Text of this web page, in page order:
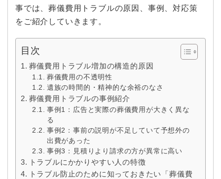
事では、葬儀費用トラブルの原因、事例、対応策
をご紹介していきます。
目次
葬儀費用トラブル増加の構造的原因
葬儀費用の不透明性
遺族の時間的・精神的な余裕のなさ
葬儀費用トラブルの事例紹介
事例1：広告と実際の葬儀費用が大きく異な
る
事例2：事前の説明が不足していて予想外の
出費があった
事例3：見積りより請求の方が異常に高い
トラブルにかかりやすい人の特徴
トラブル防止のために知っておきたい「葬儀費